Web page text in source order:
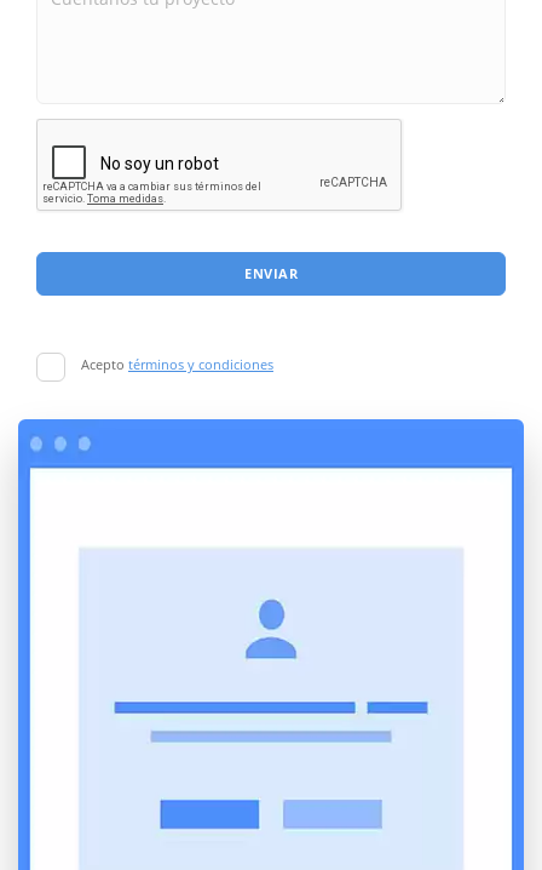
ENVIAR
Acepto términos y condiciones